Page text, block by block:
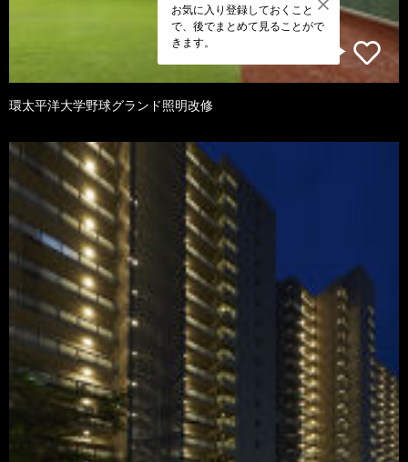
お気に入り登録しておくこと
で、後でまとめて見ることがで
きます。
環太平洋大学野球グランド照明改修